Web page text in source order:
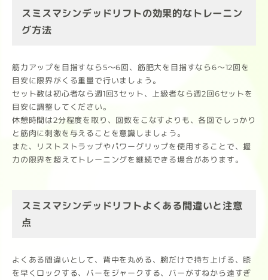
スミスマシンデッドリフトの効果的なトレーニン
グ方法
筋力アップを目指すなら5～6回、筋肥大を目指すなら6～12回を
目安に限界がくる重量で行いましょう。
セット数は初心者なら週1回3セット、上級者なら週2回6セットを
目安に調整してください。
休憩時間は2分程度を取り、回数をこなすよりも、各回でしっかり
と筋肉に刺激を与えることを意識しましょう。
また、リストストラップやパワーグリップを使用することで、握
力の限界を超えてトレーニングを継続できる場合があります。
スミスマシンデッドリフトよくある間違いと注意
点
よくある間違いとして、背中を丸める、腕だけで持ち上げる、膝
を早くロックする、バーをジャークする、バーがすねから遠すぎ